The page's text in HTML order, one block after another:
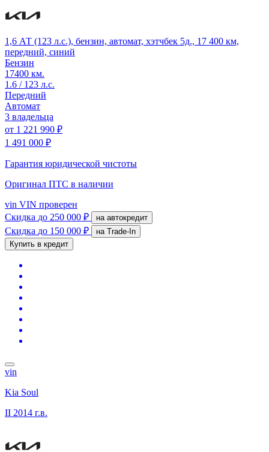
1,6 АТ (123 л.с.), бензин, автомат, хэтчбек 5д., 17 400 км,
передний, синий
Бензин
17400 км.
1.6 / 123 л.с.
Передний
Автомат
3 владельца
от 1 221 990 ₽
1 491 000 ₽
Гарантия юридической чистоты
Оригинал ПТС в наличии
vin VIN проверен
Скидка до 250 000 ₽ на автокредит
Скидка до 150 000 ₽
на Trade-In
Купить в кредит
vin
Kia Soul
II 2014 г.в.